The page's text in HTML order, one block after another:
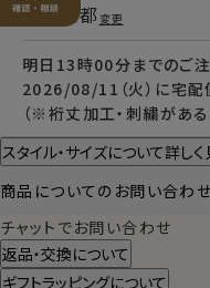
明日 13時00分 までのご
2026/08/11（火） に宅配
（※裄丈加工・刺繍がある
東京都 変更
スタイル・サイズについて詳しく
商品についてのお問い合わせ
チャットでお問い合わせ
返品・交換について
ギフトラッピングについて